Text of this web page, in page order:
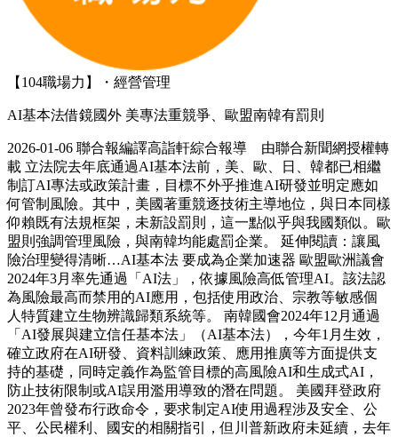
【104職場力】・經營管理
AI基本法借鏡國外 美專法重競爭、歐盟南韓有罰則
2026-01-06 聯合報編譯高詣軒綜合報導 由聯合新聞網授權轉
載 立法院去年底通過AI基本法前，美、歐、日、韓都已相繼
制訂AI專法或政策計畫，目標不外乎推進AI研發並明定應如
何管制風險。其中，美國著重競逐技術主導地位，與日本同樣
仰賴既有法規框架，未新設罰則，這一點似乎與我國類似。歐
盟則強調管理風險，與南韓均能處罰企業。 延伸閱讀：讓風
險治理變得清晰…AI基本法 要成為企業加速器 歐盟歐洲議會
2024年3月率先通過「AI法」，依據風險高低管理AI。該法認
為風險最高而禁用的AI應用，包括使用政治、宗教等敏感個
人特質建立生物辨識歸類系統等。 南韓國會2024年12月通過
「AI發展與建立信任基本法」（AI基本法），今年1月生效，
確立政府在AI研發、資料訓練政策、應用推廣等方面提供支
持的基礎，同時定義作為監管目標的高風險AI和生成式AI，
防止技術限制或AI誤用濫用導致的潛在問題。 美國拜登政府
2023年曾發布行政命令，要求制定AI使用過程涉及安全、公
平、公民權利、國安的相關指引，但川普新政府未延續，去年